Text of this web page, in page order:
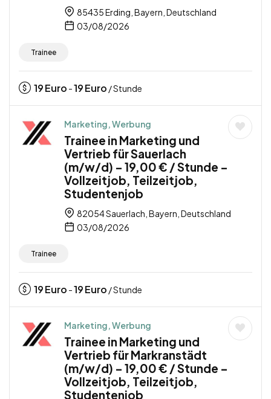
85435 Erding, Bayern, Deutschland
03/08/2026
Trainee
19Euro -19Euro / Stunde
Marketing, Werbung
Trainee in Marketing und
Vertrieb für Sauerlach
(m/w/d) – 19,00 € / Stunde –
Vollzeitjob, Teilzeitjob,
Studentenjob
82054 Sauerlach, Bayern, Deutschland
03/08/2026
Trainee
19Euro -19Euro / Stunde
Marketing, Werbung
Trainee in Marketing und
Vertrieb für Markranstädt
(m/w/d) – 19,00 € / Stunde –
Vollzeitjob, Teilzeitjob,
Studentenjob